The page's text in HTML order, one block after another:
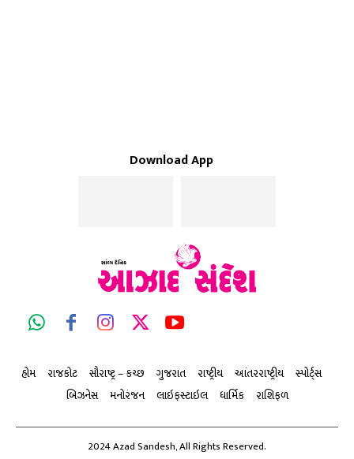
Download App
હોમ રાજકોટ સૌરાષ્ટ્ર – કચ્છ ગુજરાત રાષ્ટ્રીય આંતરરાષ્ટ્રીય
સ્પોર્ટ્સ
બિઝનેસ
મનોરંજન લાઇફસ્ટાઇલ ધાર્મિક રાશિફળ
2024 Azad Sandesh, All Rights Reserved.